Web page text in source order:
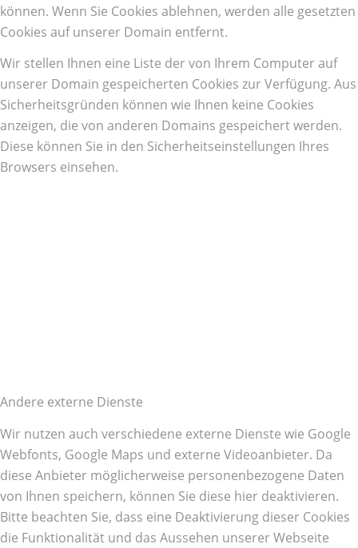
können. Wenn Sie Cookies ablehnen, werden alle gesetzten
Cookies auf unserer Domain entfernt.
Wir stellen Ihnen eine Liste der von Ihrem Computer auf
unserer Domain gespeicherten Cookies zur Verfügung. Aus
Sicherheitsgründen können wie Ihnen keine Cookies
anzeigen, die von anderen Domains gespeichert werden.
Diese können Sie in den Sicherheitseinstellungen Ihres
Browsers einsehen.
Andere externe Dienste
Wir nutzen auch verschiedene externe Dienste wie Google
Webfonts, Google Maps und externe Videoanbieter. Da
diese Anbieter möglicherweise personenbezogene Daten
von Ihnen speichern, können Sie diese hier deaktivieren.
Bitte beachten Sie, dass eine Deaktivierung dieser Cookies
die Funktionalität und das Aussehen unserer Webseite